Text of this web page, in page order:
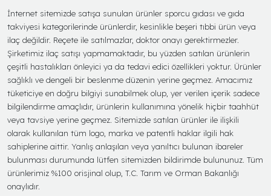
İnternet sitemizde satışa sunulan ürünler sporcu gıdası ve gıda
takviyesi kategorilerinde ürünlerdir, kesinlikle beşeri tıbbi ürün veya
ilaç değildir. Reçete ile satılmazlar, doktor onayı gerektirmezler.
Şirketimiz ilaç satışı yapmamaktadır, bu yüzden satılan ürünlerin
çeşitli hastalıkları önleyici ya da tedavi edici özellikleri yoktur. Ürünler
sağlıklı ve dengeli bir beslenme düzenin yerine geçmez. Amacımız
tüketiciye en doğru bilgiyi sunabilmek olup, yer verilen içerik sadece
bilgilendirme amaçlıdır, ürünlerin kullanımına yönelik hiçbir taahhüt
veya tavsiye yerine geçmez. Sitemizde satılan ürünler ile ilişkili
olarak kullanılan tüm logo, marka ve patentli haklar ilgili hak
sahiplerine aittir. Yanlış anlaşılan veya yanıltıcı bulunan ibareler
bulunması durumunda lütfen sitemizden bildirimde bulununuz. Tüm
ürünlerimiz %100 orisjinal olup, T.C. Tarım ve Orman Bakanlığı
onaylıdır.